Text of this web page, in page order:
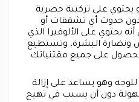
يحتوي على تركيبة حصرية
حدوث أي تشققات أو
يحتوي على الألوفيرا الذي
ونضارة البشرة، وتستطيع
على جميع مقتنياتك
وهو يساعد على إزالة
دون أن يسبب في تهيج